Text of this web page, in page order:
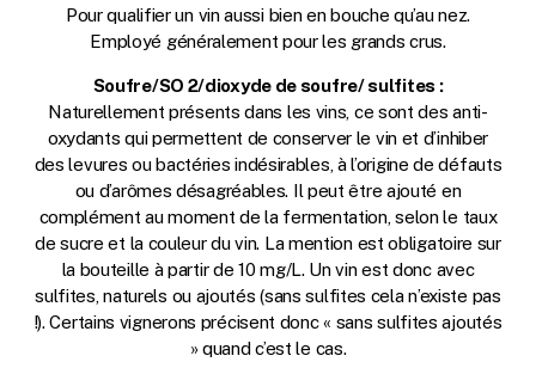
Pour qualifier un vin aussi bien en bouche qu’au nez.
Employé généralement pour les grands crus.
Soufre/SO 2/dioxyde de soufre/ sulfites :
Naturellement présents dans les vins, ce sont des anti-
oxydants qui permettent de conserver le vin et d’inhiber
des levures ou bactéries indésirables, à l’origine de défauts
ou d’arômes désagréables. Il peut être ajouté en
complément au moment de la fermentation, selon le taux
de sucre et la couleur du vin. La mention est obligatoire sur
la bouteille à partir de 10 mg/L. Un vin est donc avec
sulfites, naturels ou ajoutés (sans sulfites cela n’existe pas
!). Certains vignerons précisent donc « sans sulfites ajoutés
» quand c’est le cas.